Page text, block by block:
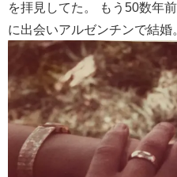
を拝見してた。 もう50数年
に出会いアルゼンチンで結婚